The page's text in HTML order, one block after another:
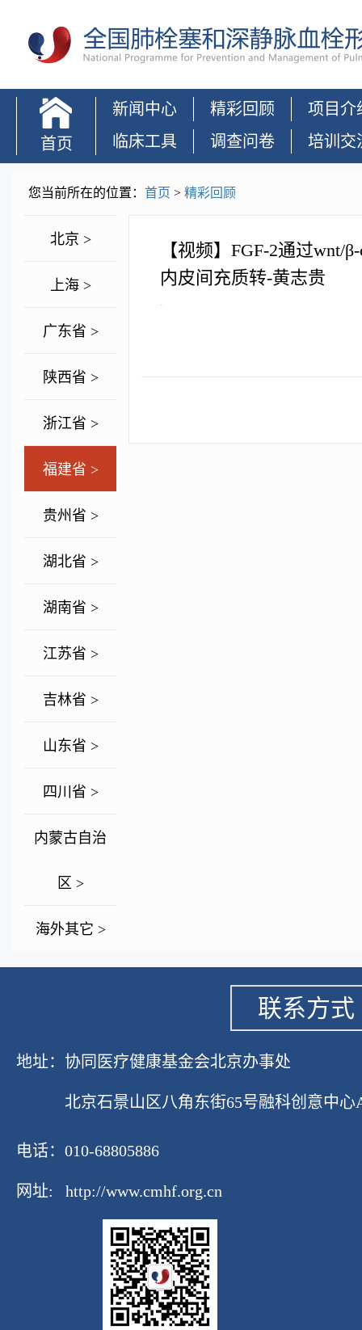
首页
新闻中心 精彩回顾
项目介
临床工具
调查问卷 培训交
您当前所在的位置： 首页 > 精彩回顾
北京 >
上海 >
广东省 >
陕西省 >
浙江省 >
福建省 >
贵州省 >
湖北省 >
湖南省 >
江苏省 >
吉林省 >
山东省 >
四川省 >
内蒙古自治
区 >
海外其它 >
【视频】FGF-2通过wnt/
内皮间充质转-黄志贵
.
联系方式
地址：协同医疗健康基金会北京办事处
北京石景山区八角东街65号融科创意中心
电话：010-68805886
网址: http://www.cmhf.org.cn